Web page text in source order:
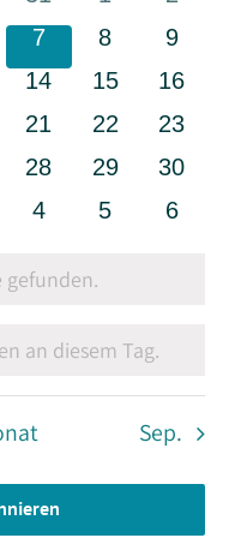
0
Veranstaltungen
7
0
8
0
9
0
14
0
15
0
16
0
21
0
22
0
23
0
28
0
29
0
30
0
4
0
5
0
6
gefunden.
an diesem Tag.
Sep.